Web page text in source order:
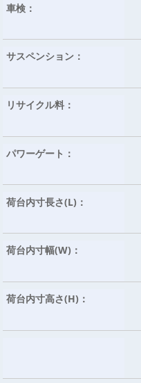
車検：
サスペンション：
リサイクル料：
パワーゲート：
荷台内寸長さ(L)：
荷台内寸幅(W)：
荷台内寸高さ(H)：